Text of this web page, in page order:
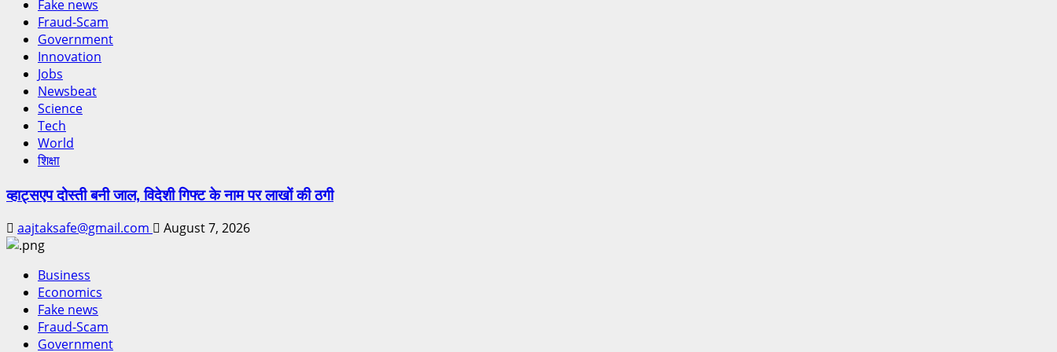
Fake news
Fraud-Scam
Government
Innovation
Jobs
Newsbeat
Science
Tech
World
शिक्षा
व्हाट्सएप दोस्ती बनी जाल, विदेशी गिफ्ट के नाम पर लाखों की ठगी
aajtaksafe@gmail.com August 7, 2026
Business
Economics
Fake news
Fraud-Scam
Government